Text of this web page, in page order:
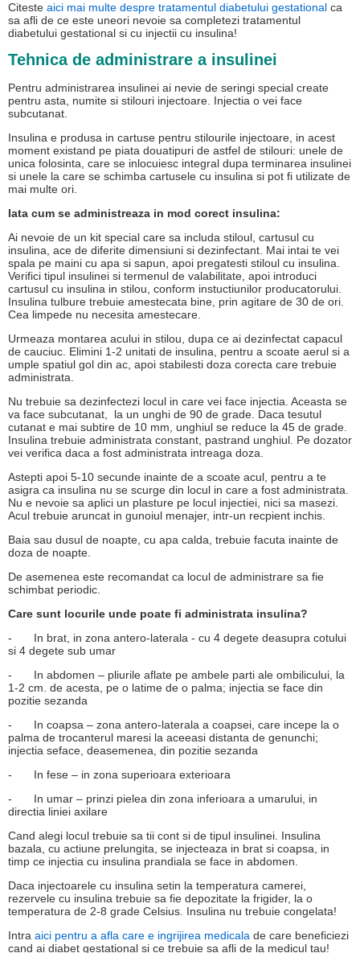
Citeste aici mai multe despre tratamentul diabetului gestational ca
sa afli de ce este uneori nevoie sa completezi tratamentul
diabetului gestational si cu injectii cu insulina!
Tehnica de administrare a insulinei
Pentru administrarea insulinei ai nevie de seringi special create
pentru asta, numite si stilouri injectoare. Injectia o vei face
subcutanat.
Insulina e produsa in cartuse pentru stilourile injectoare, in acest
moment existand pe piata douatipuri de astfel de stilouri: unele de
unica folosinta, care se inlocuiesc integral dupa terminarea insulinei
si unele la care se schimba cartusele cu insulina si pot fi utilizate de
mai multe ori.
Iata cum se administreaza in mod corect insulina:
Ai nevoie de un kit special care sa includa stiloul, cartusul cu
insulina, ace de diferite dimensiuni si dezinfectant. Mai intai te vei
spala pe maini cu apa si sapun, apoi pregatesti stiloul cu insulina.
Verifici tipul insulinei si termenul de valabilitate, apoi introduci
cartusul cu insulina in stilou, conform instuctiunilor producatorului.
Insulina tulbure trebuie amestecata bine, prin agitare de 30 de ori.
Cea limpede nu necesita amestecare.
Urmeaza montarea acului in stilou, dupa ce ai dezinfectat capacul
de cauciuc. Elimini 1-2 unitati de insulina, pentru a scoate aerul si a
umple spatiul gol din ac, apoi stabilesti doza corecta care trebuie
administrata.
Nu trebuie sa dezinfectezi locul in care vei face injectia. Aceasta se
va face subcutanat, la un unghi de 90 de grade. Daca tesutul
cutanat e mai subtire de 10 mm, unghiul se reduce la 45 de grade.
Insulina trebuie administrata constant, pastrand unghiul. Pe dozator
vei verifica daca a fost administrata intreaga doza.
Astepti apoi 5-10 secunde inainte de a scoate acul, pentru a te
asigra ca insulina nu se scurge din locul in care a fost administrata.
Nu e nevoie sa aplici un plasture pe locul injectiei, nici sa masezi.
Acul trebuie aruncat in gunoiul menajer, intr-un recpient inchis.
Baia sau dusul de noapte, cu apa calda, trebuie facuta inainte de
doza de noapte.
De asemenea este recomandat ca locul de administrare sa fie
schimbat periodic.
Care sunt locurile unde poate fi administrata insulina?
-
In brat, in zona antero-laterala - cu 4 degete deasupra cotului
si 4 degete sub umar
-
In abdomen – pliurile aflate pe ambele parti ale ombilicului, la
1-2 cm. de acesta, pe o latime de o palma; injectia se face din
pozitie sezanda
-
In coapsa – zona antero-laterala a coapsei, care incepe la o
palma de trocanterul maresi la aceeasi distanta de genunchi;
injectia seface, deasemenea, din pozitie sezanda
-
In fese – in zona superioara exterioara
-
In umar – prinzi pielea din zona inferioara a umarului, in
directia liniei axilare
Cand alegi locul trebuie sa tii cont si de tipul insulinei. Insulina
bazala, cu actiune prelungita, se injecteaza in brat si coapsa, in
timp ce injectia cu insulina prandiala se face in abdomen.
Daca injectoarele cu insulina setin la temperatura camerei,
rezervele cu insulina trebuie sa fie depozitate la frigider, la o
temperatura de 2-8 grade Celsius. Insulina nu trebuie congelata!
Intra aici pentru a afla care e ingrijirea medicala de care beneficiezi
cand ai diabet gestational si ce trebuie sa afli de la medicul tau!